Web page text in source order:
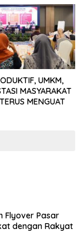
UMKM,
MASYARAKAT
MENGUAT
Flyover Pasar
dengan Rakyat